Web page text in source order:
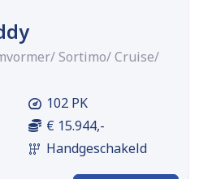
Sortimo/ Cruise/
102 PK
€ 15.944,-
Handgeschakeld